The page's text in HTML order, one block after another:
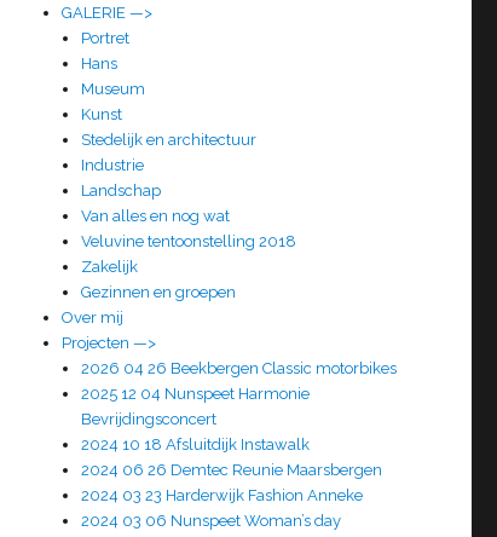
GALERIE —>
Portret
Hans
Museum
Kunst
Stedelijk en architectuur
Industrie
Landschap
Van alles en nog wat
Veluvine tentoonstelling 2018
Zakelijk
Gezinnen en groepen
Over mij
Projecten —>
2026 04 26 Beekbergen Classic motorbikes
2025 12 04 Nunspeet Harmonie
Bevrijdingsconcert
2024 10 18 Afsluitdijk Instawalk
2024 06 26 Demtec Reunie Maarsbergen
2024 03 23 Harderwijk Fashion Anneke
2024 03 06 Nunspeet Woman’s day